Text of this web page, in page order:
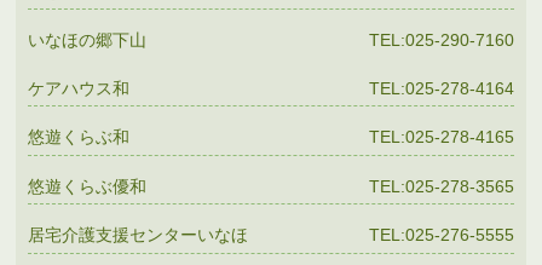
いなほの郷下山 TEL:025-290-7160
ケアハウス和 TEL:025-278-4164
悠遊くらぶ和 TEL:025-278-4165
悠遊くらぶ優和 TEL:025-278-3565
居宅介護支援センターいなほ TEL:025-276-5555